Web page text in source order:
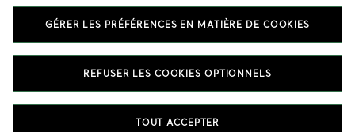
T&Co. 2026
GÉRER LES PRÉFÉRENCES EN MATIÈRE DE COOKIES
REFUSER LES COOKIES OPTIONNELS
TOUT ACCEPTER